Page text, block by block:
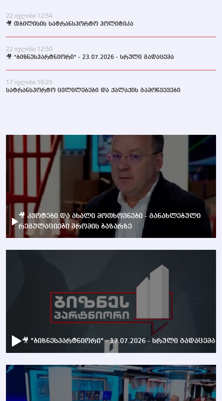
22 ივლისი 12:54
🎥 თბილისის სატრანსპორტო პოლიტიკა
22 ივლისი 12:50
🎥 "ბიზნესპარტნიორი" - 23.07.2026 - სრული გადაცემა
17 ივლისი 16:25
სატრანსპორტო ცვლილებები და ქალაქის გამოწვევები
🎥 კვოტები და ახალი მოთხოვნები - განახლებული
რეგულაციები შრომის ბაზარზე
🎥 "ბიზნესპარტნიორი" - 17.07.2026 - სრული გადაცემა